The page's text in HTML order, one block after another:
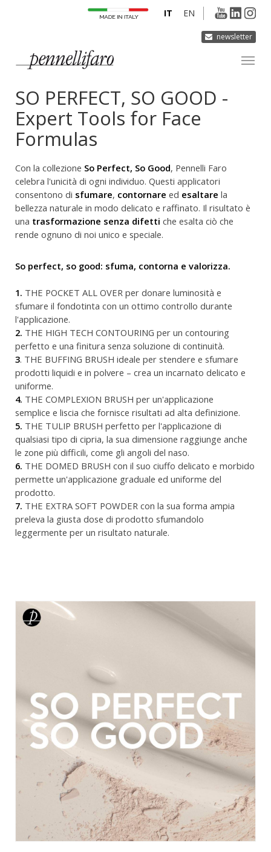
newsletter
EN
IT
AZIENDA
PRODOTTI
INNOVAZIONE
MEDIA
CONTATTI
SO PERFECT, SO GOOD -
Expert Tools for Face
Formulas
Con la collezione So Perfect, So Good, Pennelli Faro
celebra l'unicità di ogni individuo. Questi applicatori
consentono di sfumare, contornare ed esaltare la
bellezza naturale in modo delicato e raffinato. Il risultato è
una trasformazione senza difetti che esalta ciò che
rende ognuno di noi unico e speciale.
So perfect, so good: sfuma, contorna e valorizza.
1. THE POCKET ALL OVER per donare luminosità e
sfumare il fondotinta con un ottimo controllo durante
l'applicazione.
2. THE HIGH TECH CONTOURING per un contouring
perfetto e una finitura senza soluzione di continuità.
3. THE BUFFING BRUSH ideale per stendere e sfumare
prodotti liquidi e in polvere – crea un incarnato delicato e
uniforme.
4. THE COMPLEXION BRUSH per un'applicazione
semplice e liscia che fornisce risultati ad alta definizione.
5. THE TULIP BRUSH perfetto per l'applicazione di
qualsiasi tipo di cipria, la sua dimensione raggiunge anche
le zone più difficili, come gli angoli del naso.
6. THE DOMED BRUSH con il suo ciuffo delicato e morbido
permette un'applicazione graduale ed uniforme del
prodotto.
7. THE EXTRA SOFT POWDER con la sua forma ampia
preleva la giusta dose di prodotto sfumandolo
leggermente per un risultato naturale.